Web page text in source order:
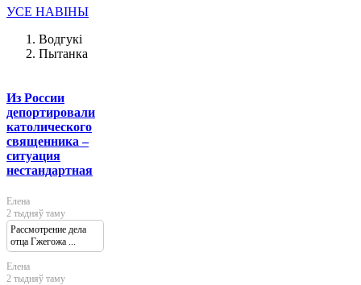
УСЕ НАВІНЫ
Водгукі
Пытанка
Из России
депортировали
католического
священника –
ситуация
нестандартная
Елена
2 тыдняў таму
Рассмотрение дела
отца Гжегожа ...
Елена
2 тыдняў таму